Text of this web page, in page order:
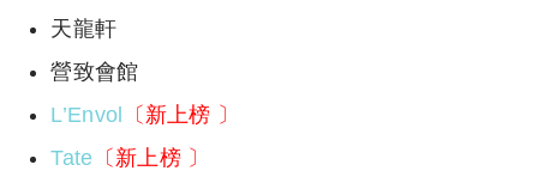
天龍軒
營致會館
L’Envol
〔新上榜 〕
Tate 〔新上榜 〕